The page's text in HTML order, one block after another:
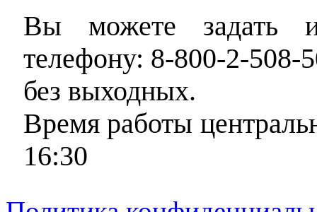
Вы можете задать
телефону: 8-800-2-508-
без выходных.
Время работы
16:30